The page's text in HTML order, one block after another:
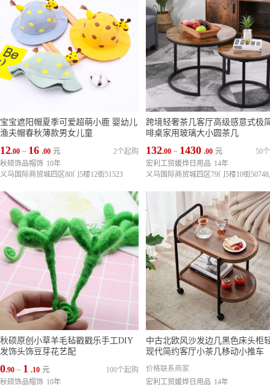
宝宝遮阳帽夏季可爱超萌小鹿 婴幼儿
渔夫帽春秋薄款男女儿童
12.00 ~ 16 .00 元
2个起购
秋硕饰品帽饰 10年
义乌国际商贸城四区80门5楼12街51523
跨境轻奢茶几客厅高级感意式极
啡桌家用玻璃大小圆茶几
132.00 ~ 1430 .00 元
50
宏利工贸媛烨日用品 14年
秋硕原创小草羊毛毡戳戳乐手工DIY
发饰头饰豆芽花艺配
0.90 ~ 1 .10 元
100个起购
秋硕饰品帽饰 10年
中古北欧风沙发边几黑色床头柜
现代简约客厅小茶几移动小推车
价格联系商家
宏利工贸媛烨日用品 14年